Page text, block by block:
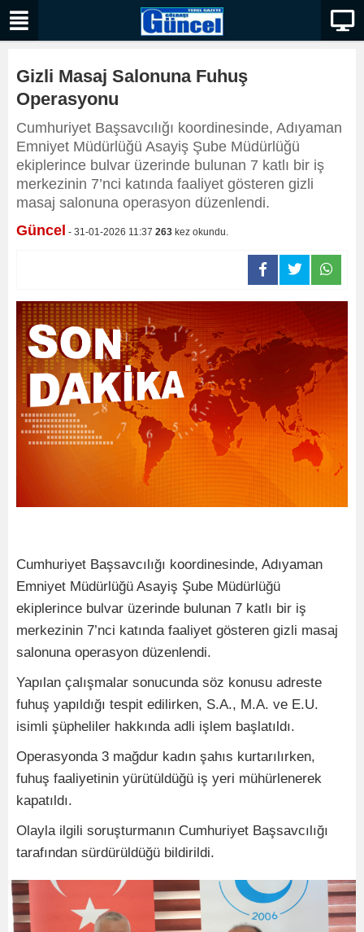
Gizli Masaj Salonuna Fuhuş
Operasyonu
Cumhuriyet Başsavcılığı koordinesinde, Adıyaman
Emniyet Müdürlüğü Asayiş Şube Müdürlüğü
ekiplerince bulvar üzerinde bulunan 7 katlı bir iş
merkezinin 7’nci katında faaliyet gösteren gizli
masaj salonuna operasyon düzenlendi.
Güncel - 31-01-2026 11:37 263 kez okundu.
Cumhuriyet Başsavcılığı koordinesinde, Adıyaman
Emniyet Müdürlüğü Asayiş Şube Müdürlüğü
ekiplerince bulvar üzerinde bulunan 7 katlı bir iş
merkezinin 7’nci katında faaliyet gösteren gizli masaj
salonuna operasyon düzenlendi.
Yapılan çalışmalar sonucunda söz konusu adreste
fuhuş yapıldığı tespit edilirken, S.A., M.A. ve E.U.
isimli şüpheliler hakkında adli işlem başlatıldı.
Operasyonda 3 mağdur kadın şahıs kurtarılırken,
fuhuş faaliyetinin yürütüldüğü iş yeri mühürlenerek
kapatıldı.
Olayla ilgili soruşturmanın Cumhuriyet Başsavcılığı
tarafından sürdürüldüğü bildirildi.